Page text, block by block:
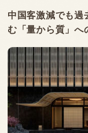
中国客激減でも過
む「量から質」へ